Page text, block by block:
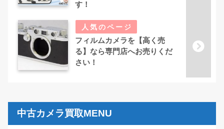
す！
フィルムカメラを【高く売
る】なら専門店へお売りくだ
さい！
中古カメラ買取MENU